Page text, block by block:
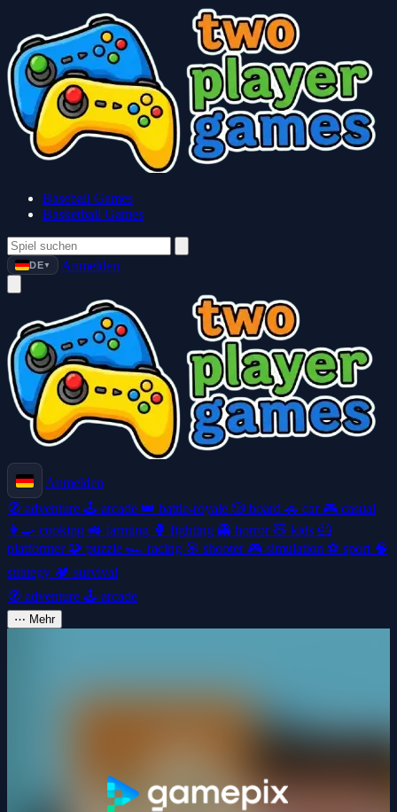
Baseball Games
Basketball Games
DE ▼ Anmelden
Anmelden
🧭 adventure 🕹️ arcade 👑 battle-royale 🎲 board 🚗 car 🎮 casual
👩‍🍳 cooking 🚜 farming 🥊 fighting 👻 horror🧸 kids 🦸
platformer 🧩 puzzle 🏎️ racing 🎯 shooter 🎮 simulation ⚽ sport 🧠
strategy 🏕️ survival
🧭 adventure 🕹️ arcade
⋯ Mehr